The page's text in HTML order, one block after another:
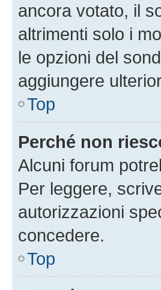
ancora votato, il
altrimenti solo i
le opzioni del
aggiungere
Top
Perché non
Alcuni forum
Per leggere,
autorizzazioni
concedere.
Top